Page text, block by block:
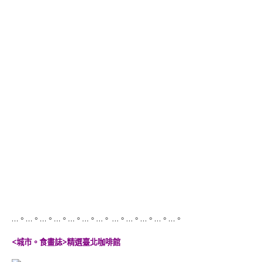
…。…。…。…。…。…。…。 …。…。…。…。…。
<城市。食畫誌>精選臺北咖啡館